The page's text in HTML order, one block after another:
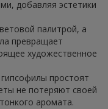
добавляя эстетики
палитрой, а
превращает
художественное
простоят
не потеряют своей
аромата.